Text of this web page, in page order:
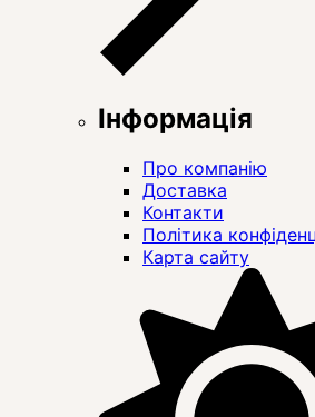
Інформація
Про компанію
Доставка
Контакти
Політика
Карта сайту